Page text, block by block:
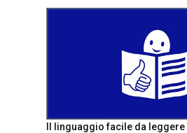
Il linguaggio facile da leggere